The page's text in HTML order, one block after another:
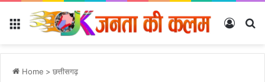
Menu Log In
Home > छत्तीसगढ़